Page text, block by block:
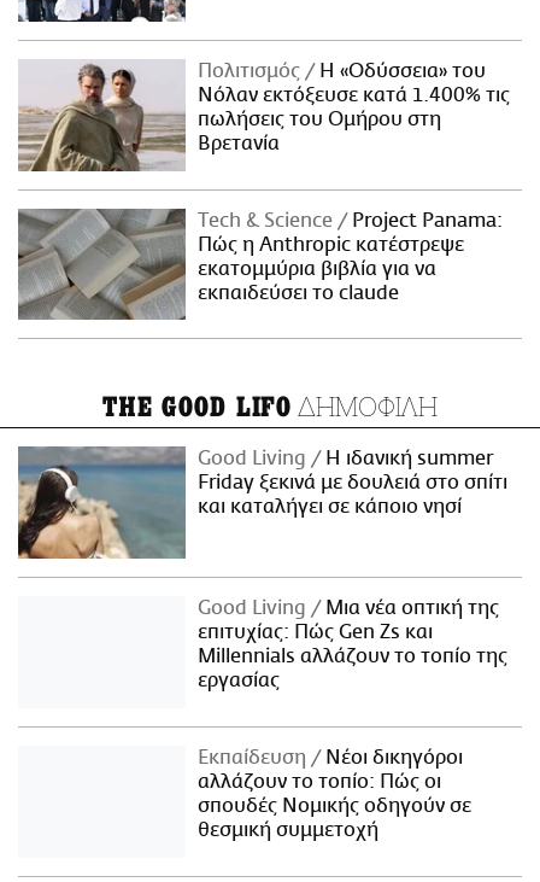
Πολιτισμός
Η «Οδύσσεια» του
Νόλαν εκτόξευσε κατά 1.400% τις
πωλήσεις του Ομήρου στη
Βρετανία
Τech & Science
Project Panama:
Πώς η Anthropic κατέστρεψε
εκατομμύρια βιβλία για να
εκπαιδεύσει το claude
THE GOOD LIFO ΔΗΜΟΦΙΛΗ
Good Living
Η ιδανική summer
Friday ξεκινά με δουλειά στο σπίτι
και καταλήγει σε κάποιο νησί
Good Living
Μια νέα οπτική της
επιτυχίας: Πώς Gen Zs και
Millennials αλλάζουν το τοπίο της
εργασίας
Εκπαίδευση
Νέοι δικηγόροι
αλλάζουν το τοπίο: Πώς οι
σπουδές Νομικής οδηγούν σε
θεσμική συμμετοχή